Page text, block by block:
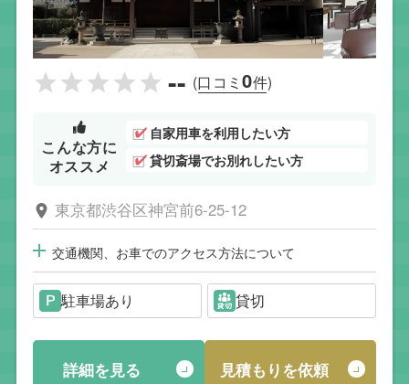
-- (口コミ0件)
こんな方に
オススメ
自家用車を利用したい方
貸切斎場でお別れしたい方
東京都渋谷区神宮前6-25-12
交通機関、お車でのアクセス方法について
駐車場あり 貸切
詳細を見る 見積もりを依頼